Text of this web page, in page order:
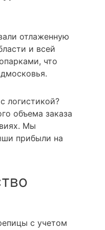
отлаженную
и всей
что
логистикой?
объема заказа
Мы
прибыли на
с учетом